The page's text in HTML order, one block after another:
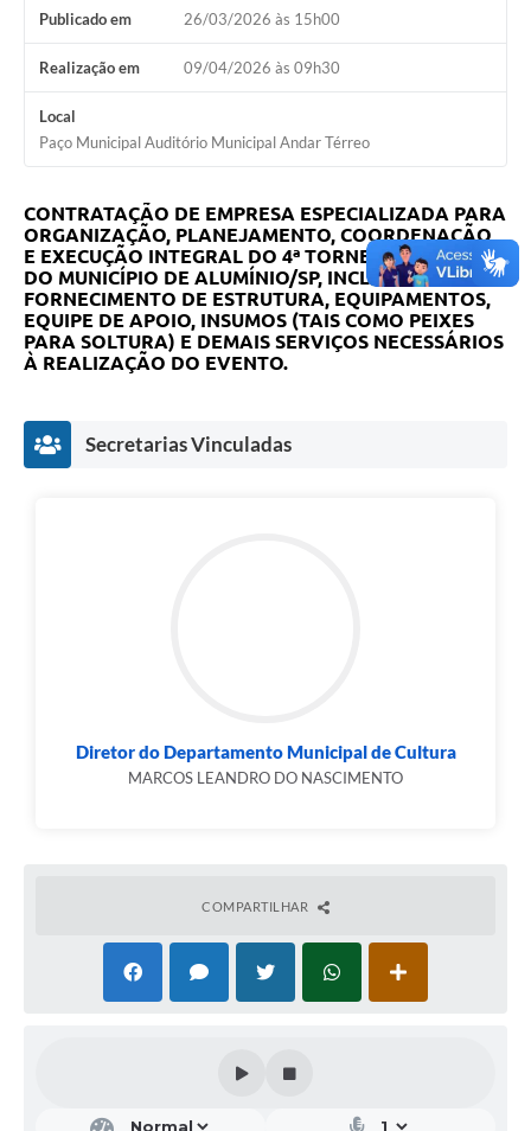
Publicado em 26/03/2026 às 15h00
Realização em 09/04/2026 às 09h30
Local
Paço Municipal Auditório Municipal Andar Térreo
CONTRATAÇÃO DE EMPRESA ESPECIALIZADA PARA
ORGANIZAÇÃO, PLANEJAMENTO, COORDENAÇÃO
E EXECUÇÃO INTEGRAL DO 4ª TORNEIO DE PESCA
DO MUNICÍPIO DE ALUMÍNIO/SP, INCLUINDO O
FORNECIMENTO DE ESTRUTURA, EQUIPAMENTOS,
EQUIPE DE APOIO, INSUMOS (TAIS COMO PEIXES
PARA SOLTURA) E DEMAIS SERVIÇOS NECESSÁRIOS
À REALIZAÇÃO DO EVENTO.​
Secretarias Vinculadas
Diretor do Departamento Municipal de Cultura
MARCOS LEANDRO DO NASCIMENTO
COMPARTILHAR